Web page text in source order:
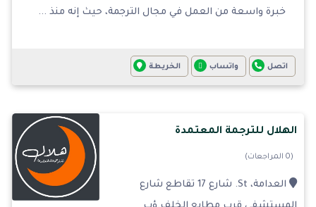
خبرة واسعة من العمل في مجال الترجمة، حيث إنه منذ ...
اتصل واتساب الخريطة
الهلال للترجمة المعتمدة
(0 المراجعات)
العدامة، St. شارع 17 تقاطع شارع